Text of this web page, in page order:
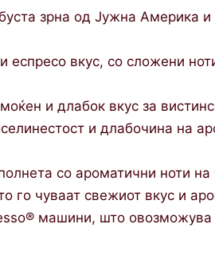
зрна од Јужна Америка
еспресо вкус, со сложени
и длабок вкус за
и длабочина на
со ароматични ноти
го чуваат свежиот вкус и
машини, што овозможува